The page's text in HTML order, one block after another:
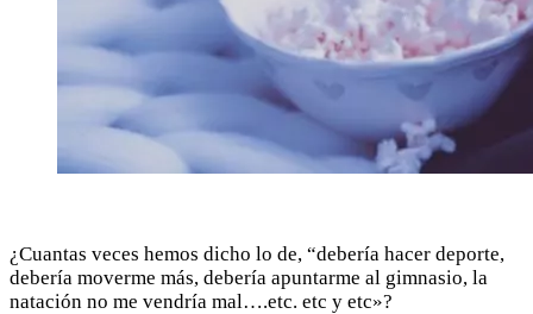
¿Cuantas veces hemos dicho lo de, “debería hacer deporte,
debería moverme más, debería apuntarme al gimnasio, la
natación no me vendría mal….etc. etc y etc»?